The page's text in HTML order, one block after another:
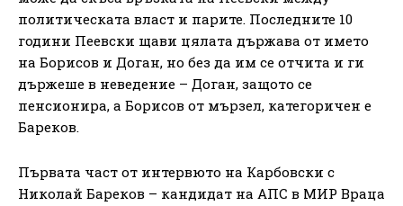
политическата власт и парите. Последните 10
години Пеевски щави цялата държава от името
на Борисов и Доган, но без да им се отчита и ги
държеше в неведение – Доган, защото се
пенсионира, а Борисов от мързел, категоричен е
Бареков.
Първата част от интервюто на Карбовски с
Николай Бареков – кандидат на АПС в МИР Враца